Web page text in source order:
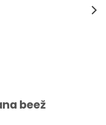
beež